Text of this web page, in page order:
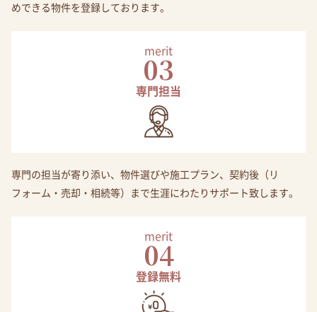
めできる物件を登録しております。
merit
03
専門担当
専門の担当が寄り添い、物件選びや施工プラン、契約後（リ
フォーム・売却・相続等）まで生涯にわたりサポート致します。
merit
04
登録無料